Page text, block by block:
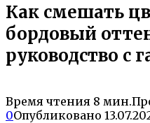
Как смешать
бордовый
руководство с
Время чтения 8 мин.
0Опубликовано